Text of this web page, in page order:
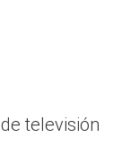
televisión